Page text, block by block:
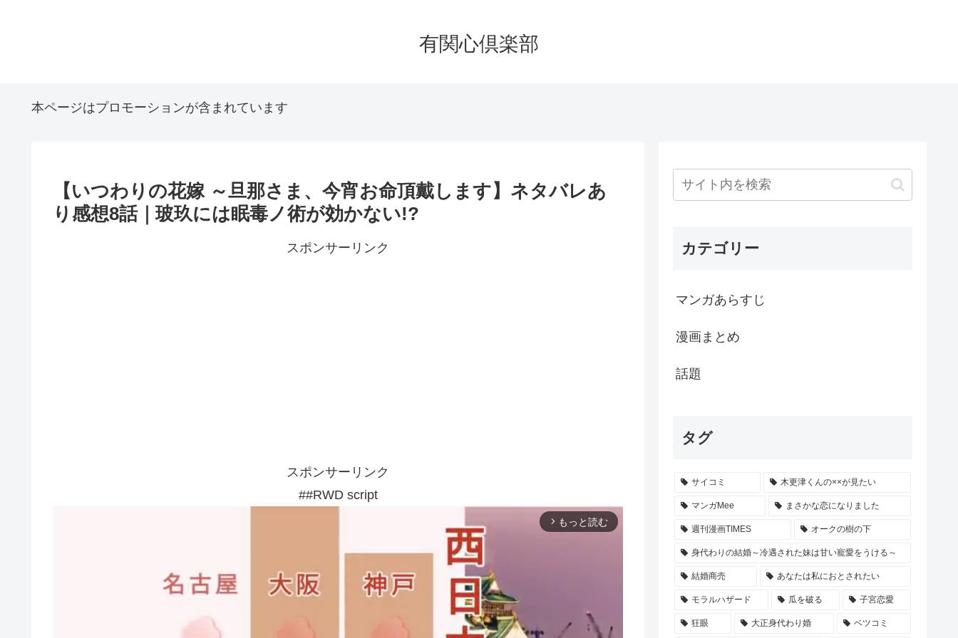
有関心倶楽部
本ページはプロモーションが含まれています
【いつわりの花嫁 ～旦那さま、今宵お命頂戴します】ネタバレあ
り感想8話｜玻玖には眠毒ノ術が効かない!?
スポンサーリンク
スポンサーリンク
##RWD script
arrow_forward_ios もっと読む
カテゴリー
マンガあらすじ
漫画まとめ
話題
タグ
サイコミ 木更津くんの××が見たい
マンガMee まさかな恋になりました
週刊漫画TIMES オークの樹の下
身代わりの結婚～冷遇された妹は甘い寵愛をうける～
結婚商売 あなたは私におとされたい
モラルハザード 瓜を破る 子宮恋愛
狂眼 大正身代わり婚 ベツコミ